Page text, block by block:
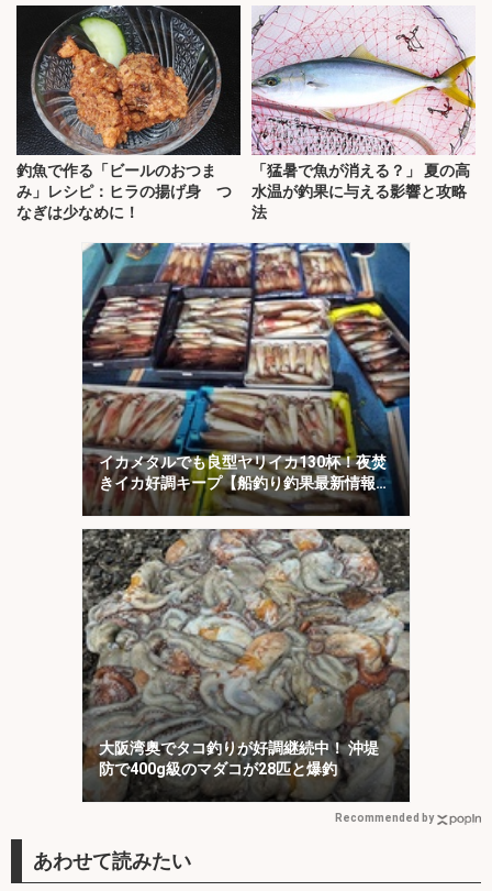
釣魚で作る「ビールのおつま
み」レシピ：ヒラの揚げ身 つ
なぎは少なめに！
「猛暑で魚が消える？」 夏の高
水温が釣果に与える影響と攻略
法
イカメタルでも良型ヤリイカ130杯！夜焚
きイカ好調キープ【船釣り釣果最新情報13
選・玄界灘】
大阪湾奥でタコ釣りが好調継続中！ 沖堤
防で400g級のマダコが28匹と爆釣
Recommended by